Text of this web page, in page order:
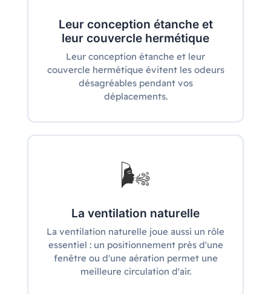
Leur conception étanche et
leur couvercle hermétique
Leur conception étanche et leur
couvercle hermétique évitent les odeurs
désagréables pendant vos
déplacements.
🌬️
La ventilation naturelle
La ventilation naturelle joue aussi un rôle
essentiel : un positionnement près d'une
fenêtre ou d'une aération permet une
meilleure circulation d'air.